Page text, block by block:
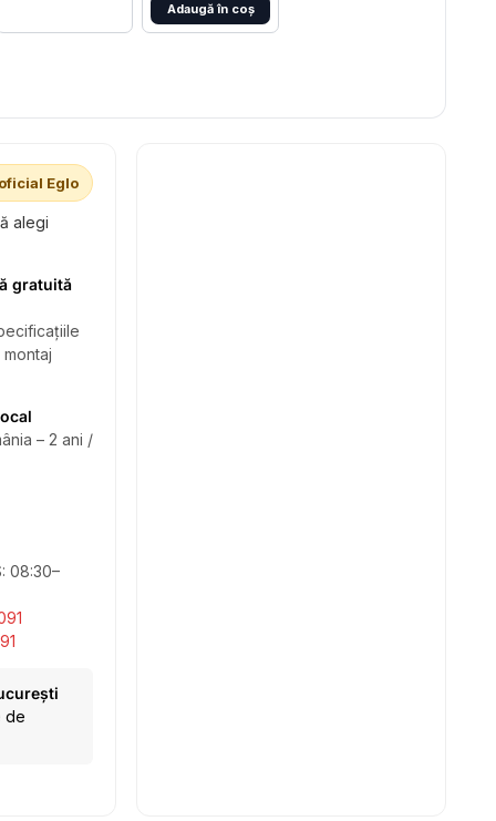
Adaugă în coș
Eglo
alegi
gratuită
– 2 ani /
08:30–
de